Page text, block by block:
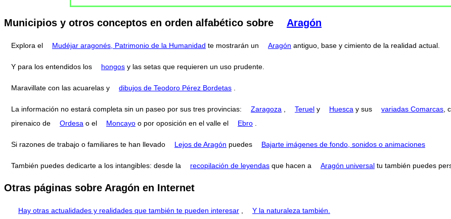
Municipios y otros conceptos en orden alfabético sobre Aragón
Explora el Mudéjar aragonés, Patrimonio de la Humanidad te mostrarán un Aragón antiguo, base y cimiento de la realidad actual.
Y para los entendidos los hongos y las setas que requieren un uso prudente.
Maravillate con las acuarelas y dibujos de Teodoro Pérez Bordetas
La información no estará completa sin un paseo por sus tres provincias: Zaragoza Teruel y Huesca y sus variadas Comarcas ,
pirenaico de
Ordesa o el Moncayo o por oposición en el valle el Ebro
Si razones de trabajo o familiares te han llevado Lejos de Aragón puedes Bajarte imágenes de fondo, sonidos o animaciones
También puedes dedicarte a los intangibles: desde la recopilación de leyendas que hacen a Aragón universal tu también puedes
Otras páginas sobre Aragón en Internet
Hay otras actualidades y realidades que también te pueden interesar Y la naturaleza también.